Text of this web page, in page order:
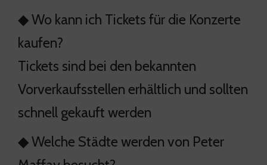
◆ Wo kann ich Tickets für die Konzerte
kaufen?
Tickets sind bei den bekannten
Vorverkaufsstellen erhältlich und sollten
schnell gekauft werden
◆ Welche Städte werden von Peter